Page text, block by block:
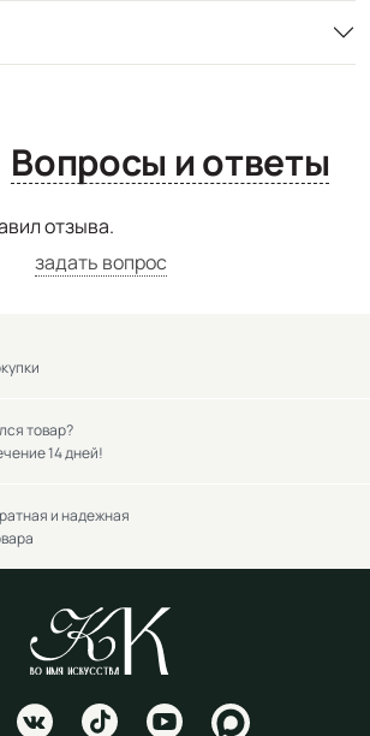
Вопросы и ответы
отзыва.
задать вопрос
товар?
14 дней!
и надежная